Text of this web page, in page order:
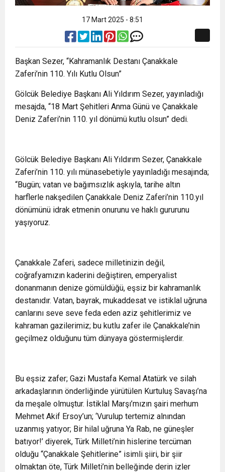
17 Mart 2025 - 8:51
Başkan Sezer, “Kahramanlık Destanı Çanakkale
Zaferi’nin 110. Yılı Kutlu Olsun”
Gölcük Belediye Başkanı Ali Yıldırım Sezer, yayınladığı
mesajda, “18 Mart Şehitleri Anma Günü ve Çanakkale
Deniz Zaferi’nin 110. yıl dönümü kutlu olsun” dedi.
Gölcük Belediye Başkanı Ali Yıldırım Sezer, Çanakkale
Zaferi’nin 110. yılı münasebetiyle yayınladığı mesajında;
“Bugün; vatan ve bağımsızlık aşkıyla, tarihe altın
harflerle nakşedilen Çanakkale Deniz Zaferi’nin 110.yıl
dönümünü idrak etmenin onurunu ve haklı gururunu
yaşıyoruz.
Çanakkale Zaferi, sadece milletinizin değil,
coğrafyamızın kaderini değiştiren, emperyalist
donanmanın denize gömüldüğü, eşsiz bir kahramanlık
destanıdır. Vatan, bayrak, mukaddesat ve istiklal uğruna
canlarını seve seve feda eden aziz şehitlerimiz ve
kahraman gazilerimiz; bu kutlu zafer ile Çanakkale’nin
geçilmez olduğunu tüm dünyaya göstermişlerdir.
Bu eşsiz zafer; Gazi Mustafa Kemal Atatürk ve silah
arkadaşlarının önderliğinde yürütülen Kurtuluş Savaşı’na
da meşale olmuştur. İstiklal Marşı’mızın şairi merhum
Mehmet Akif Ersoy’un; ‘Vurulup tertemiz alnından
uzanmış yatıyor; Bir hilal uğruna Ya Rab, ne güneşler
batıyor!’ diyerek, Türk Milleti’nin hislerine tercüman
olduğu “Çanakkale Şehitlerine” isimli şiiri, bir şiir
olmaktan öte, Türk Milleti’nin belleğinde derin izler